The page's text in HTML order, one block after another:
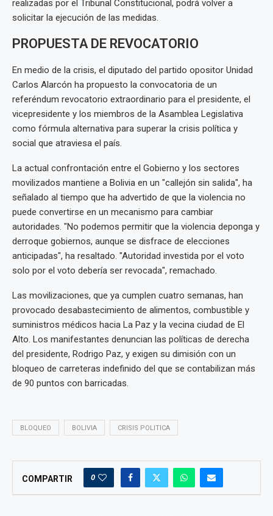
realizadas por el Tribunal Constitucional, podrá volver a
solicitar la ejecución de las medidas.
PROPUESTA DE REVOCATORIO
En medio de la crisis, el diputado del partido opositor Unidad
Carlos Alarcón ha propuesto la convocatoria de un
referéndum revocatorio extraordinario para el presidente, el
vicepresidente y los miembros de la Asamblea Legislativa
como fórmula alternativa para superar la crisis política y
social que atraviesa el país.
La actual confrontación entre el Gobierno y los sectores
movilizados mantiene a Bolivia en un "callejón sin salida", ha
señalado al tiempo que ha advertido de que la violencia no
puede convertirse en un mecanismo para cambiar
autoridades. "No podemos permitir que la violencia deponga y
derroque gobiernos, aunque se disfrace de elecciones
anticipadas", ha resaltado. "Autoridad investida por el voto
solo por el voto debería ser revocada", remachado.
Las movilizaciones, que ya cumplen cuatro semanas, han
provocado desabastecimiento de alimentos, combustible y
suministros médicos hacia La Paz y la vecina ciudad de El
Alto. Los manifestantes denuncian las políticas de derecha
del presidente, Rodrigo Paz, y exigen su dimisión con un
bloqueo de carreteras indefinido del que se contabilizan más
de 90 puntos con barricadas.
BLOQUEO BOLIVIA CRISIS POLITICA
COMPARTIR 0